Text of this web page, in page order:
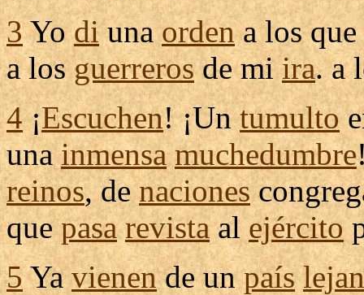
3Yodiunaordena los que
a losguerrerosde miira. a
4¡Escuchen! ¡Untumulto
unainmensa muchedumbre
reinos, denaciones
quepasa revistaalejército
5Yavienende unpaís